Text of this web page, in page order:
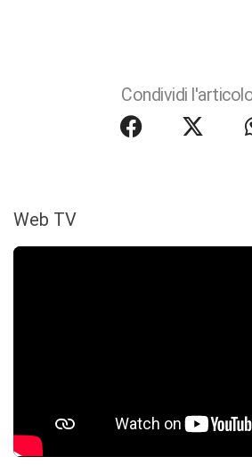
Condividi
Web TV